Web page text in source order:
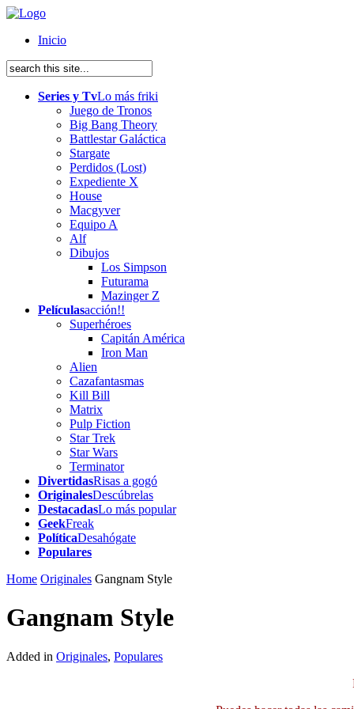
Inicio
Series y TvLo más friki
Juego de Tronos
Big Bang Theory
Battlestar Galáctica
Stargate
Perdidos (Lost)
Expediente X
House
Macgyver
Equipo A
Alf
Dibujos
Los Simpson
Futurama
Mazinger Z
Películasacción!!
Superhéroes
Capitán América
Iron Man
Alien
Cazafantasmas
Kill Bill
Matrix
Pulp Fiction
Star Trek
Star Wars
Terminator
DivertidasRisas a gogó
OriginalesDescúbrelas
DestacadasLo más popular
GeekFreak
PolíticaDesahógate
Populares
Home Originales Gangnam Style
Gangnam Style
Added in Originales, Populares